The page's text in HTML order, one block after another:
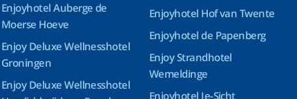
Enjoyhotel Auberge de
Moerse Hoeve
Enjoy Deluxe Wellnesshotel
Groningen
Enjoy Deluxe Wellnesshotel
Enjoyhotel Hof van Twente
Enjoyhotel de Papenberg
Enjoy Strandhotel
Wemeldinge
Enjoyhotel Ie-Sicht